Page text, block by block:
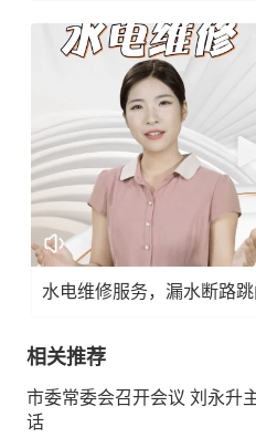
水电维修服务，漏水断路
相关推荐
市委常委会召开会议 刘永升主持并讲
话